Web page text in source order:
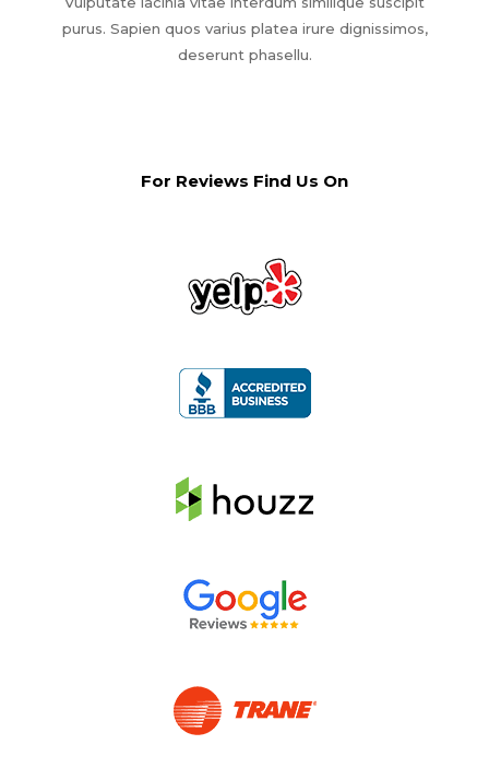
purus. Sapien quos varius platea irure dignissimos,
deserunt phasellu.
For Reviews Find Us On